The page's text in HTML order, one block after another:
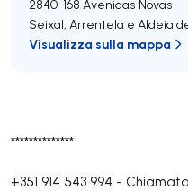
**************
+351 914 543 994 -
2840-168 Avenidas Novas
Seixal, Arrentela e Aldeia
Visualizza sulla mappa